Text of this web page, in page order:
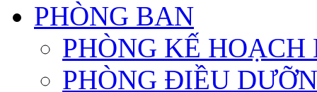
PHÒNG BAN
PHÒNG KẾ HOẠCH
PHÒNG ĐIỀU